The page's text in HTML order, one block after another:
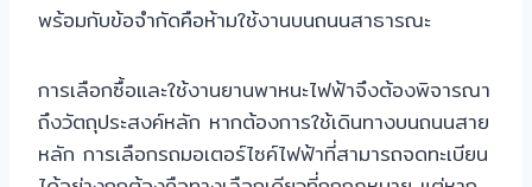
พร้อมกับข้อจำกัดคือห้ามใช้งานบนถนนสาธารณะ
การเลือกซื้อและใช้งานยานพาหนะไฟฟ้าจึงต้องพิจารณา
ถึงวัตถุประสงค์หลัก หากต้องการใช้เดินทางบนถนนสาย
หลัก การเลือกรถมอเตอร์ไซค์ไฟฟ้าที่สามารถจดทะเบียน